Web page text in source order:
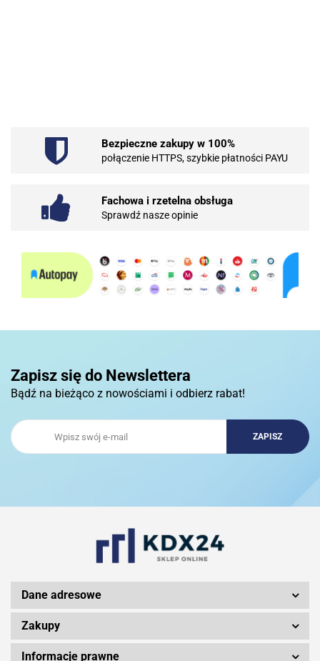
101 INC
3Doodler
Bezpieczne zakupy w 100%
połączenie HTTPS, szybkie płatności PAYU
Fachowa i rzetelna obsługa
Sprawdź nasze opinie
Zapisz się do Newslettera
Bądź na bieżąco z nowościami i odbierz rabat!
Dane adresowe
Zakupy
Informacje prawne